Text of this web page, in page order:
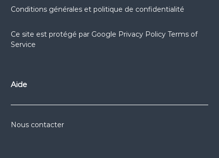
Conditions générales et politique de confidentialité
Ce site est protégé par Google Privacy Policy Terms of
Service
Aide
Nous contacter